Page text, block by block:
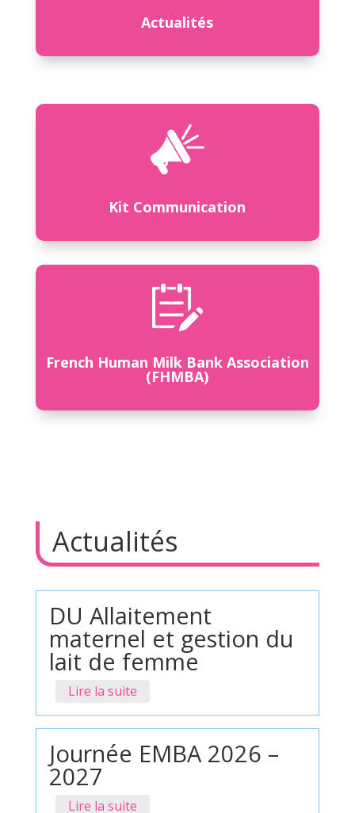
Actualités
Kit Communication
French Human Milk Bank Association
(FHMBA)
Actualités
DU Allaitement
maternel et gestion du
lait de femme
Lire la suite
Journée EMBA 2026 –
2027
Lire la suite